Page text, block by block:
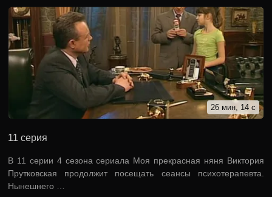
26 мин, 14 с
11 серия
В 11 серии 4 сезона сериала Моя прекрасная няня Виктория
Прутковская продолжит посещать сеансы психотерапевта.
Нынешнего …